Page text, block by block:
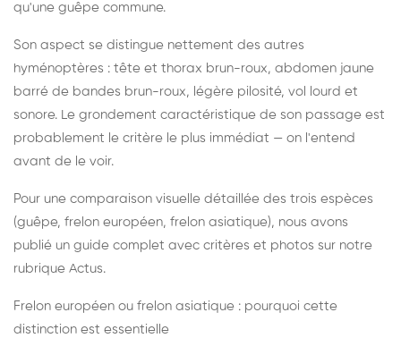
qu'une guêpe commune.
Son aspect se distingue nettement des autres
hyménoptères : tête et thorax brun-roux, abdomen jaune
barré de bandes brun-roux, légère pilosité, vol lourd et
sonore. Le grondement caractéristique de son passage est
probablement le critère le plus immédiat — on l'entend
avant de le voir.
Pour une comparaison visuelle détaillée des trois espèces
(guêpe, frelon européen, frelon asiatique), nous avons
publié un guide complet avec critères et photos sur notre
rubrique Actus.
Frelon européen ou frelon asiatique : pourquoi cette
distinction est essentielle